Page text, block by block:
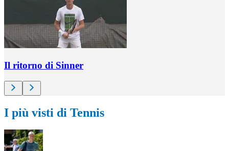
Il ritorno di Sinner
I più visti di Tennis